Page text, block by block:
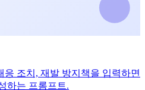
응 조치, 재발 방지책을 입력하면
하는 프롬프트.